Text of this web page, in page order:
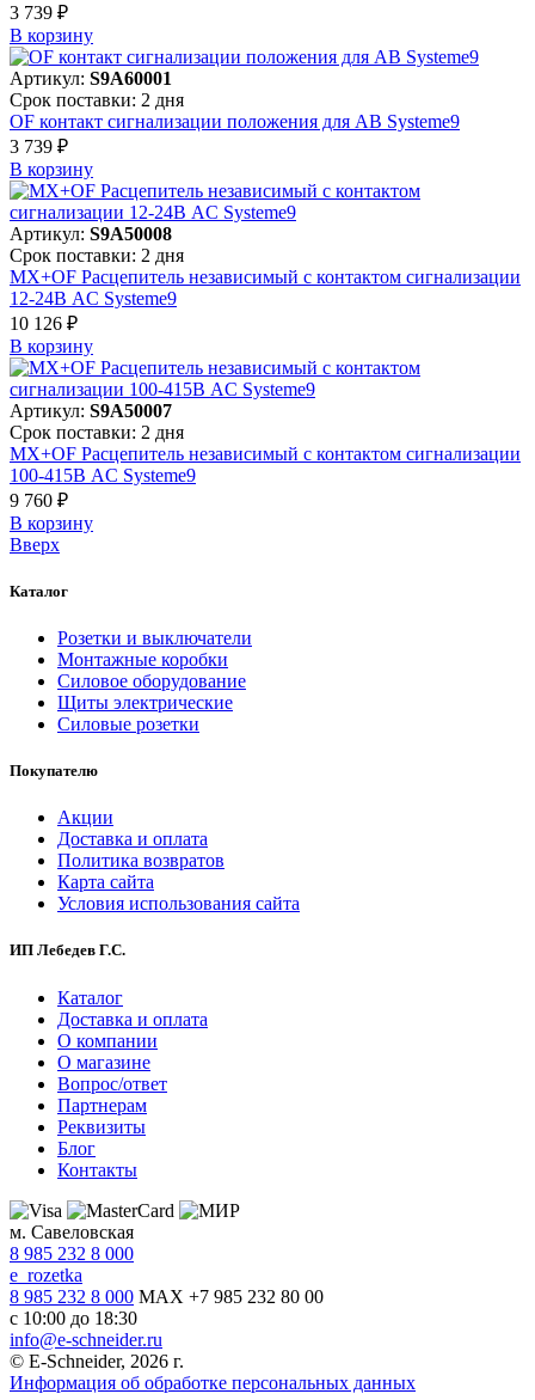
3 739 ₽
В корзинy
Артикул: S9A60001
Срок поставки: 2 дня
OF контакт сигнализации положения для АВ Systeme9
3 739 ₽
В корзинy
Артикул: S9A50008
Срок поставки: 2 дня
MX+OF Расцепитель независимый с контактом сигнализации
12-24В AC Systeme9
10 126 ₽
В корзинy
Артикул: S9A50007
Срок поставки: 2 дня
MX+OF Расцепитель независимый с контактом сигнализации
100-415В AC Systeme9
9 760 ₽
В корзинy
Вверх
Каталог
Розетки и выключатели
Монтажные коробки
Силовое оборудование
Щиты электрические
Силовые розетки
Покупателю
Акции
Доставка и оплата
Политика возвратов
Карта сайта
Условия использования сайта
ИП Лебедев Г.С.
Каталог
Доставка и оплата
О компании
О магазине
Вопрос/ответ
Партнерам
Реквизиты
Блог
Контакты
м. Савеловская
8 985 232 8 000
e_rozetka
8 985 232 8 000 MAX +7 985 232 80 00
с 10:00 до 18:30
info@e-schneider.ru
© E-Schneider, 2026 г.
Информация об обработке персональных данных